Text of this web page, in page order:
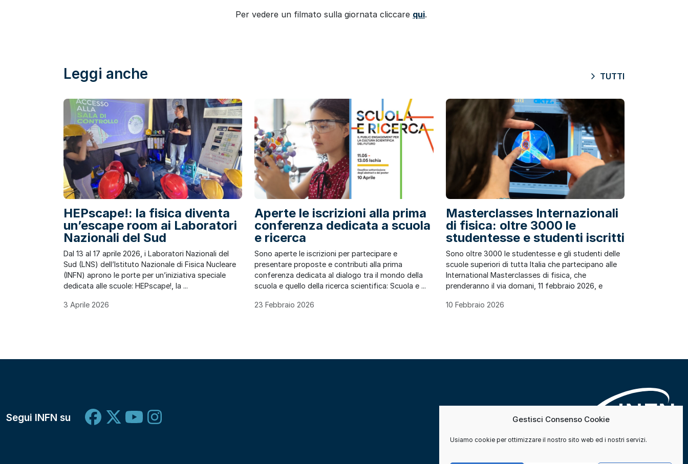
Gestisci Consenso Cookie
Usiamo cookie per ottimizzare il nostro sito web ed i nostri servizi.
Per vedere un filmato sulla giornata cliccare qui.
Leggi anche TUTTI
HEPscape!: la fisica diventa
un’escape room ai Laboratori
Nazionali del Sud
Dal 13 al 17 aprile 2026, i Laboratori Nazionali del
Sud (LNS) dell’Istituto Nazionale di Fisica Nucleare
(INFN) aprono le porte per un’iniziativa speciale
dedicata alle scuole: HEPscape!, la ...
3 Aprile 2026
Aperte le iscrizioni alla prima
conferenza dedicata a scuola
e ricerca
Sono aperte le iscrizioni per partecipare e
presentare proposte e contributi alla prima
conferenza dedicata al dialogo tra il mondo della
scuola e quello della ricerca scientifica: Scuola e ...
23 Febbraio 2026
Masterclasses Internazionali
di fisica: oltre 3000 le
studentesse e studenti iscritti
Sono oltre 3000 le studentesse e gli studenti delle
scuole superiori di tutta Italia che partecipano alle
International Masterclasses di fisica, che
prenderanno il via domani, 11 febbraio 2026, e
10 Febbraio 2026
Segui INFN su